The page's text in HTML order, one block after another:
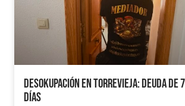
Desokupación en Torrevieja: Deuda de
días